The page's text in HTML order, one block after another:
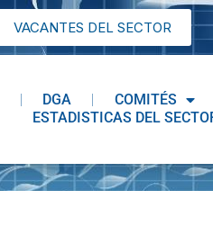
VACANTES DEL SECTOR
DGA
COMITÉS
ESTADISTICAS DEL